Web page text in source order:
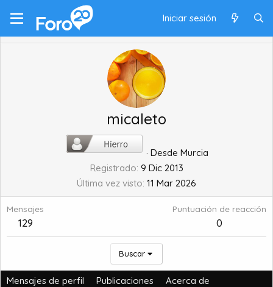
Iniciar sesión
micaleto
· Desde Murcia
Registrado 9 Dic 2013
Última vez visto 11 Mar 2026
Mensajes
129
Puntuación de reacción
0
Buscar
Mensajes de perfil Publicaciones Acerca de